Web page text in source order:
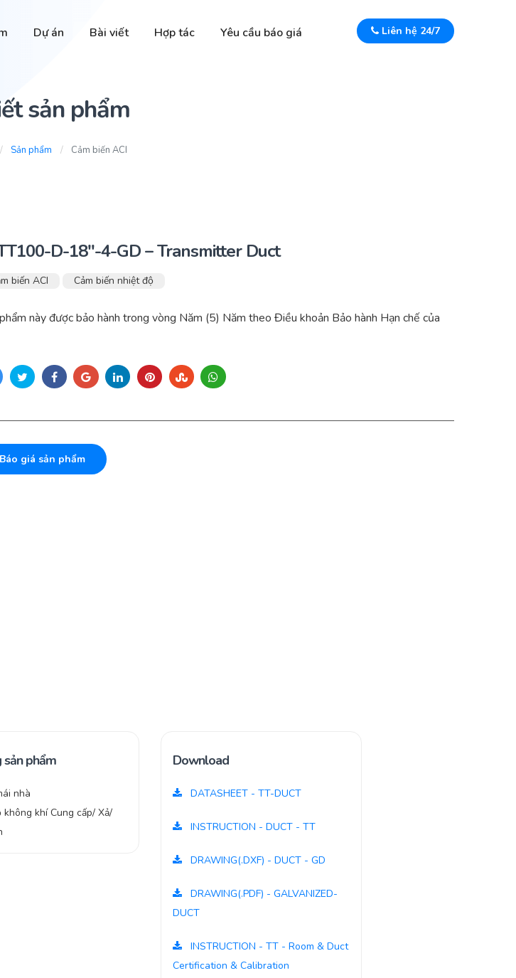
Dự án Bài viết Hợp tác Yêu cầu báo giá Liên hệ 24/7
sản phẩm
Sản phẩm Cảm biến ACI
D-18″-4-GD – Transmitter Duct
biến ACI Cảm biến nhiệt độ
này được bảo hành trong vòng Năm (5) Năm theo Điều khoản Bảo hành Hạn chế của
Báo giá sản phẩm
sản phẩm
nhà
không khí Cung cấp/ Xả/
Download
DATASHEET - TT-DUCT
INSTRUCTION - DUCT - TT
DRAWING(.DXF) - DUCT - GD
DRAWING(.PDF) - GALVANIZED-
DUCT
INSTRUCTION - TT - Room & Duct
Certification & Calibration